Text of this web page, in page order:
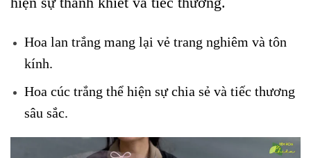
Hoa lan trắng mang lại vẻ trang nghiêm và tôn
kính.
Hoa cúc trắng thể hiện sự chia sẻ và tiếc thương
sâu sắc.